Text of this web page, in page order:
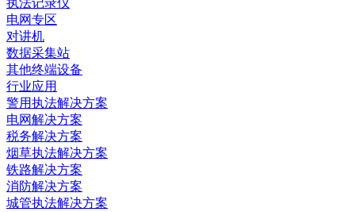
执法记录仪
电网专区
对讲机
数据采集站
其他终端设备
行业应用
警用执法解决方案
电网解决方案
税务解决方案
烟草执法解决方案
铁路解决方案
消防解决方案
城管执法解决方案